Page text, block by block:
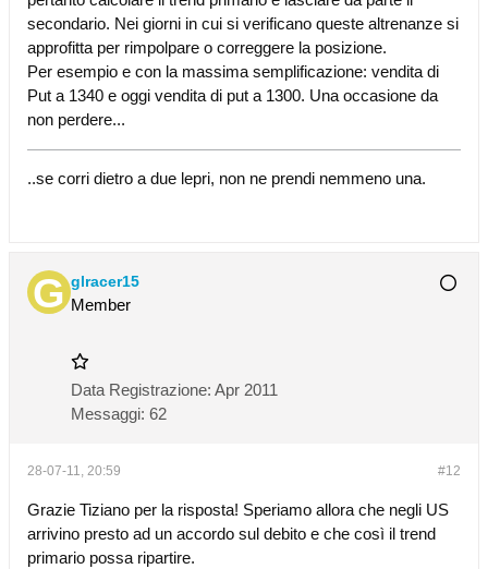
secondario. Nei giorni in cui si verificano queste altrenanze si
approfitta per rimpolpare o correggere la posizione.
Per esempio e con la massima semplificazione: vendita di
Put a 1340 e oggi vendita di put a 1300. Una occasione da
non perdere...
..se corri dietro a due lepri, non ne prendi nemmeno una.
glracer15
Member
Data Registrazione: Apr 2011
Messaggi: 62
#12
28-07-11, 20:59
Grazie Tiziano per la risposta! Speriamo allora che negli US
arrivino presto ad un accordo sul debito e che così il trend
primario possa ripartire.